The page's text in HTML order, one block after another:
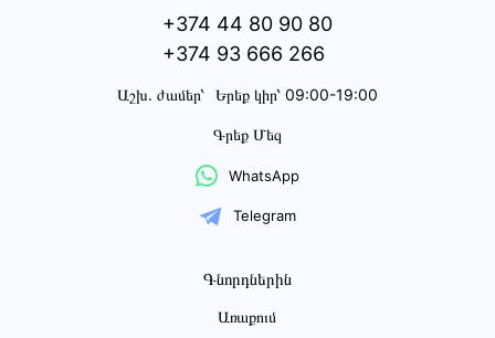
+374 44 80 90 80
+374 93 666 266
Աշխ․ ժամեր՝ Երեք կիր՝ 09:00-19:00
Գրեք Մեզ
WhatsApp
Telegram
Գնորդներին
Առաքում